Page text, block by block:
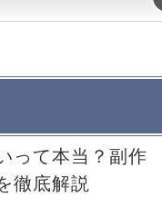
って本当？副作
徹底解説